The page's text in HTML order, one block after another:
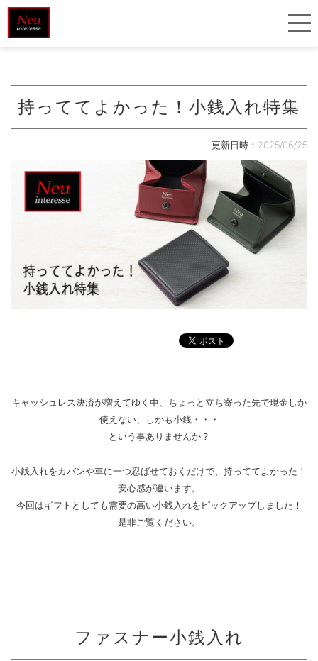
持っててよかった！小銭入れ特集
更新日時：2025/06/25
キャッシュレス決済が増えてゆく中、ちょっと立ち寄った先で現金しか
使えない、しかも小銭・・・
という事ありませんか？
小銭入れをカバンや車に一つ忍ばせておくだけで、持っててよかった！
安心感が違います。
今回はギフトとしても需要の高い小銭入れをピックアップしました！
是非ご覧ください。
ファスナー小銭入れ